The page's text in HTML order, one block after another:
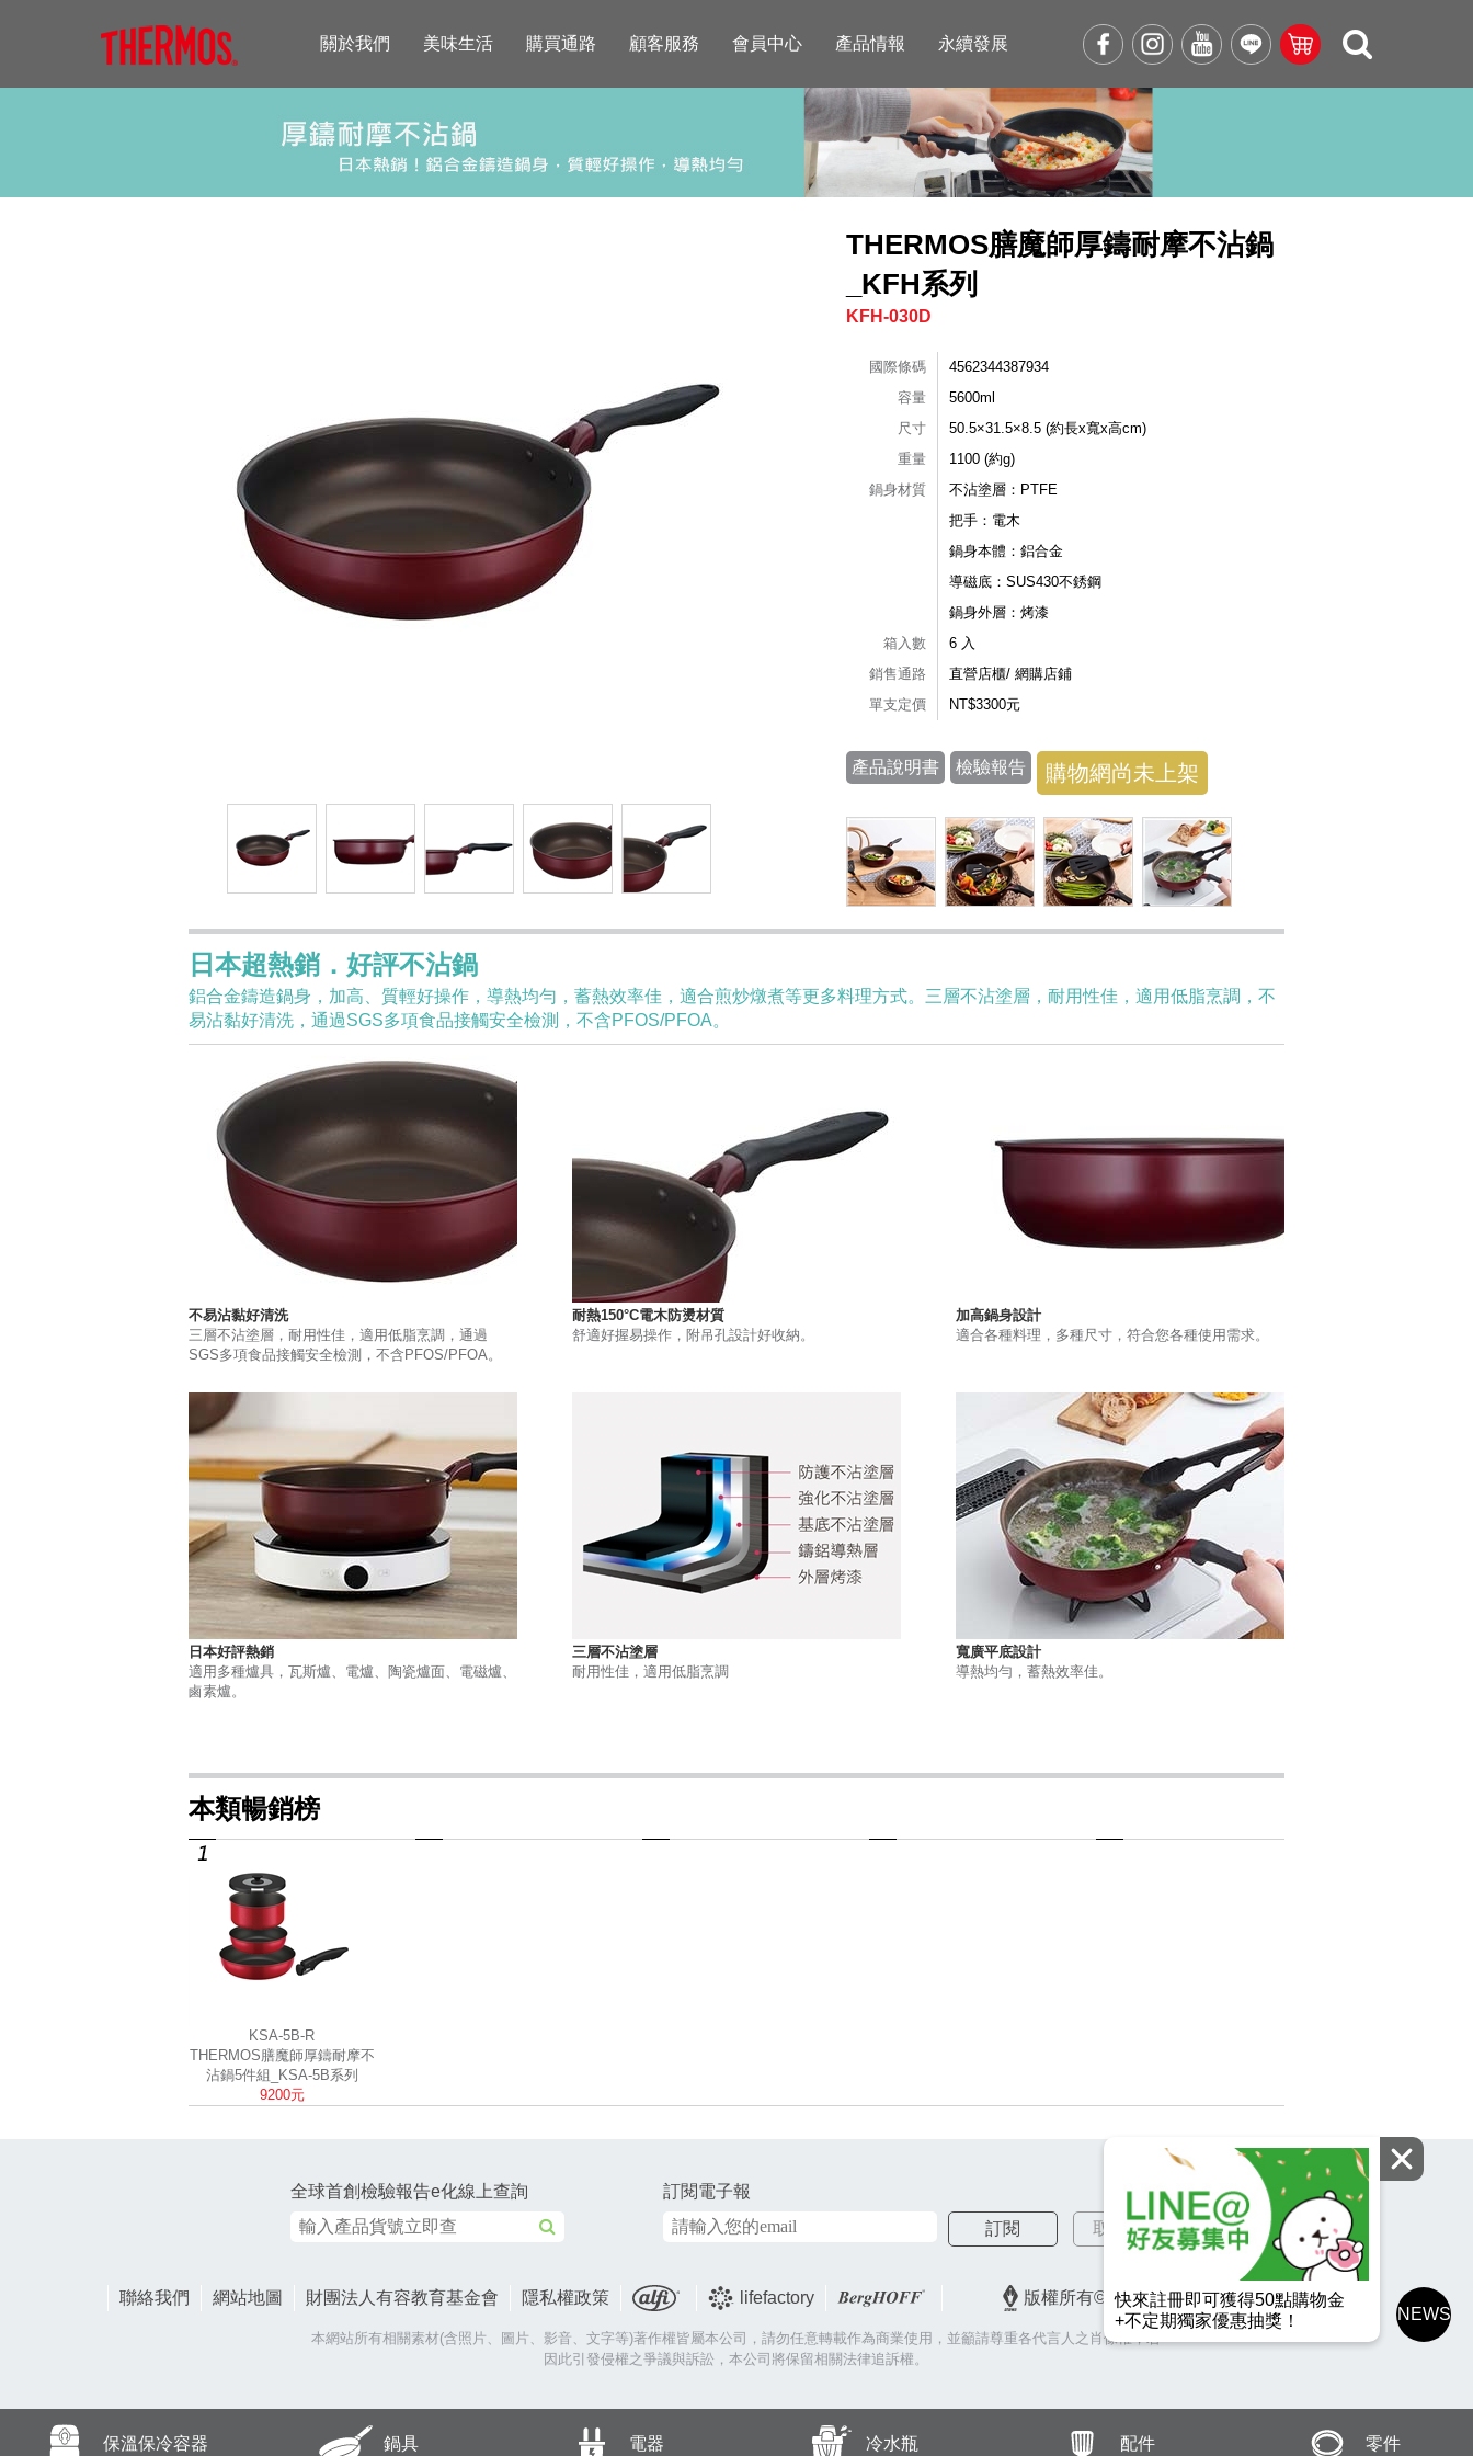
NEWS
快來註冊即可獲得50點購物金
+不定期獨家優惠抽獎！
保溫保冷容器 鍋具 電器 冷水瓶 配件 零件
關於我們 美味生活 購買通路 顧客服務 會員中心 產品情報 永續發展
THERMOS膳魔師厚鑄耐摩不沾鍋
_KFH系列
KFH-030D
國際條碼
4562344387934
容量
5600ml
尺寸
50.5×31.5×8.5 (約長x寬x高cm)
重量
1100 (約g)
鍋身材質
不沾塗層：PTFE
把手：電木
鍋身本體：鋁合金
導磁底：SUS430不銹鋼
鍋身外層：烤漆
箱入數
6 入
銷售通路
直營店櫃/ 網購店鋪
單支定價
NT$3300元
產品說明書 檢驗報告 購物網尚未上架
日本超熱銷．好評不沾鍋
鋁合金鑄造鍋身，加高、質輕好操作，導熱均勻，蓄熱效率佳，適合煎炒燉煮等更多料理方式。三層不沾塗層，耐用性佳，適用低脂烹調，不
易沾黏好清洗，通過SGS多項食品接觸安全檢測，不含PFOS/PFOA。
不易沾黏好清洗
三層不沾塗層，耐用性佳，適用低脂烹調，通過
SGS多項食品接觸安全檢測，不含PFOS/PFOA。
耐熱150°C電木防燙材質
舒適好握易操作，附吊孔設計好收納。
加高鍋身設計
適合各種料理，多種尺寸，符合您各種使用需求。
日本好評熱銷
適用多種爐具，瓦斯爐、電爐、陶瓷爐面、電磁爐、
鹵素爐。
三層不沾塗層
耐用性佳，適用低脂烹調
寬廣平底設計
導熱均勻，蓄熱效率佳。
本類暢銷榜
KSA-5B-R
THERMOS膳魔師厚鑄耐摩不
沾鍋5件組_KSA-5B系列
9200元
全球首創檢驗報告e化線上查詢
訂閱電子報
訂閱
取消訂閱
聯絡我們 網站地圖 財團法人有容教育基金會 隱私權政策 lifefactory 版權所有© 2026 皇冠金屬工業股份有限公司
本網站所有相關素材(含照片、圖片、影音、文字等)著作權皆屬本公司，請勿任意轉載作為商業使用，並籲請尊重各代言人之肖像權，若
因此引發侵權之爭議與訴訟，本公司將保留相關法律追訴權。